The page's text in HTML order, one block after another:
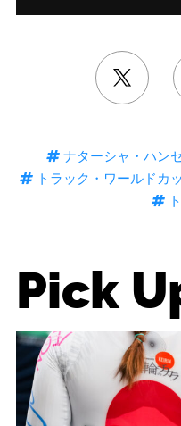
ナターシャ・ハン
トラック・ワールドカ
ト
Pick